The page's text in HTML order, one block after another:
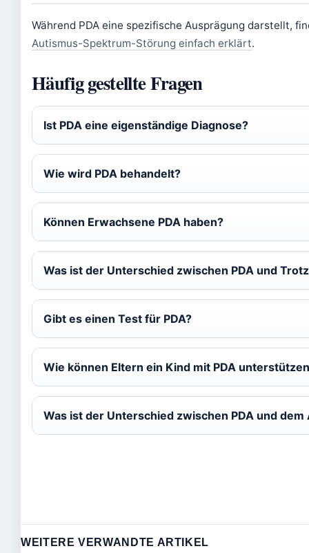
Während PDA eine spezifische Ausprägung darstellt,
Autismus-Spektrum-Störung einfach erklärt.
Häufig gestellte Fragen
Ist PDA eine eigenständige Diagnose?
Wie wird PDA behandelt?
Können Erwachsene PDA haben?
Was ist der Unterschied zwischen PDA und
Gibt es einen Test für PDA?
Wie können Eltern ein Kind mit PDA
Was ist der Unterschied zwischen PDA und
WEITERE VERWANDTE ARTIKEL